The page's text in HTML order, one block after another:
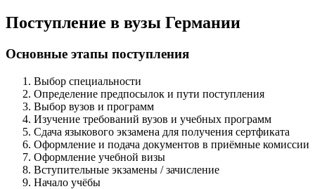
Поступление в вузы Германии
Основные этапы поступления
Выбор специальности
Определение предпосылок и пути поступления
Выбор вузов и программ
Изучение требований вузов и учебных программ
Сдача языкового экзамена для получения сертфиката
Оформление и подача документов в приёмные комиссии
Оформление учебной визы
Вступительные экзамены / зачисление
Начало учёбы